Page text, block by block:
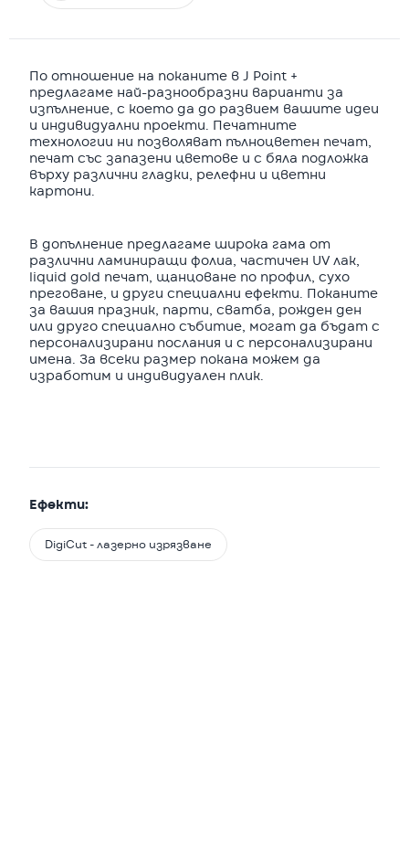
По отношение на поканите в J Point +
предлагаме най-разнообразни варианти за
изпълнение, с което да до развием вашите идеи
и индивидуални проекти. Печатните
технологии ни позволяват пълноцветен печат,
печат със запазени цветове и с бяла подложка
върху различни гладки, релефни и цветни
картони.
В допълнение предлагаме широка гама от
различни ламиниращи фолиа, частичен UV лак,
liquid gold печат, щанцоване по профил, сухо
преговане, и други специални ефекти. Поканите
за вашия празник, парти, сватба, рожден ден
или друго специално събитие, могат да бъдат с
персонализирани послания и с персонализирани
имена. За всеки размер покана можем да
изработим и индивидуален плик.
Ефекти:
DigiCut - лазерно изрязване